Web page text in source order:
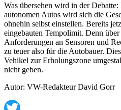
Was übersehen wird in der
autonomen Autos wird sich die
ohnehin selbst einstellen. Bereits
eingebauten Tempolimit. Denn
Anforderungen an Sensoren und
zu teuer also für die Autobauer.
Vehikel zur Erholungszone
nicht geben.
Autor: VW-Redakteur David Gorr